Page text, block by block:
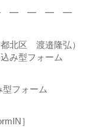
━ ━ ━ ━
北区 渡邉隆弘）
み型フォーム
型フォーム
］